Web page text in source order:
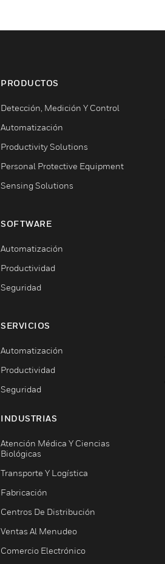
PRODUCTOS
Detección, Medición Y Control
Automatización
Productivity Solutions
Personal Protective Equipment
Sensing Solutions
SOFTWARE
Automatización
Productividad
Seguridad
SERVICIOS
Automatización
Productividad
Seguridad
INDUSTRIAS
Atención Médica Y Ciencias
Biológicas
Transporte Y Logística
Fabricación
Centros De Distribución
Ventas Al Menudeo
Comercio Electrónico